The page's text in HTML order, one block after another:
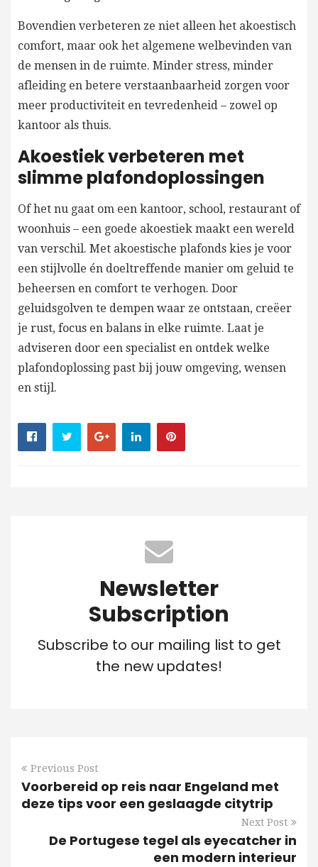
Bovendien verbeteren ze niet alleen het akoestisch
comfort, maar ook het algemene welbevinden van
de mensen in de ruimte. Minder stress, minder
afleiding en betere verstaanbaarheid zorgen voor
meer productiviteit en tevredenheid – zowel op
kantoor als thuis.
Akoestiek verbeteren met
slimme plafondoplossingen
Of het nu gaat om een kantoor, school, restaurant of
woonhuis – een goede akoestiek maakt een wereld
van verschil. Met akoestische plafonds kies je voor
een stijlvolle én doeltreffende manier om geluid te
beheersen en comfort te verhogen. Door
geluidsgolven te dempen waar ze ontstaan, creëer
je rust, focus en balans in elke ruimte. Laat je
adviseren door een specialist en ontdek welke
plafondoplossing past bij jouw omgeving, wensen
en stijl.
Newsletter
Subscription
Subscribe to our mailing list to get
the new updates!
Previous Post
Voorbereid op reis naar Engeland met
deze tips voor een geslaagde citytrip
Next Post
De Portugese tegel als eyecatcher in
een modern interieur